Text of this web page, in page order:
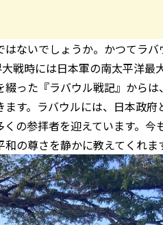
ないでしょうか。かつてラバ
戦時には日本軍の南太平洋最
った『ラバウル戦記』からは
す。ラバウルには、日本政府
の参拝者を迎えています。今
の尊さを静かに教えてくれま